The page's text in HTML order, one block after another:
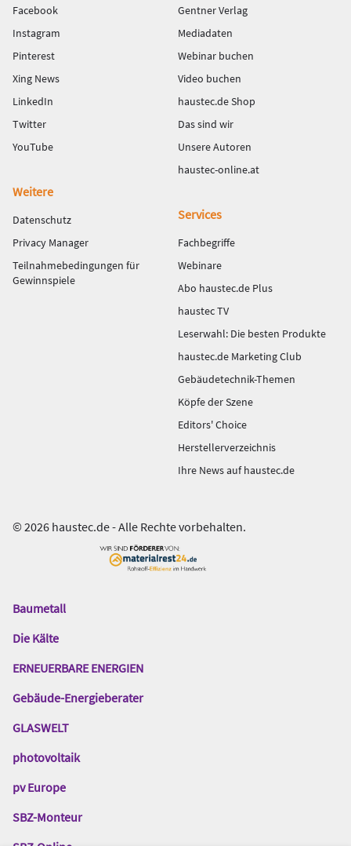
Facebook
Instagram
Pinterest
Xing News
LinkedIn
Twitter
YouTube
Gentner Verlag
Mediadaten
Webinar buchen
Video buchen
haustec.de Shop
Das sind wir
Unsere Autoren
haustec-online.at
Weitere
Datenschutz
Privacy Manager
Teilnahmebedingungen für
Gewinnspiele
Services
Fachbegriffe
Webinare
Abo haustec.de Plus
haustec TV
Leserwahl: Die besten Produkte
haustec.de Marketing Club
Gebäudetechnik-Themen
Köpfe der Szene
Editors' Choice
Herstellerverzeichnis
Ihre News auf haustec.de
© 2026 haustec.de - Alle Rechte vorbehalten.
Das
Gentner
Baumetall
Die Kälte
ERNEUERBARE ENERGIEN
Gebäude-Energieberater
GLASWELT
photovoltaik
pv Europe
SBZ-Monteur